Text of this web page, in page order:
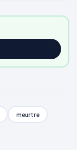
meurtre